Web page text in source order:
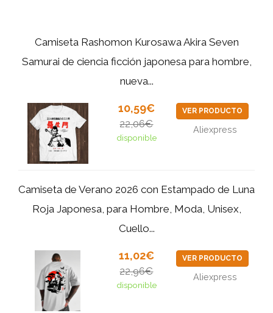
Camiseta Rashomon Kurosawa Akira Seven
Samurai de ciencia ficción japonesa para hombre,
nueva...
10,59€
22,06€
disponible
VER PRODUCTO
Aliexpress
Camiseta de Verano 2026 con Estampado de Luna
Roja Japonesa, para Hombre, Moda, Unisex,
Cuello...
11,02€
22,96€
disponible
VER PRODUCTO
Aliexpress